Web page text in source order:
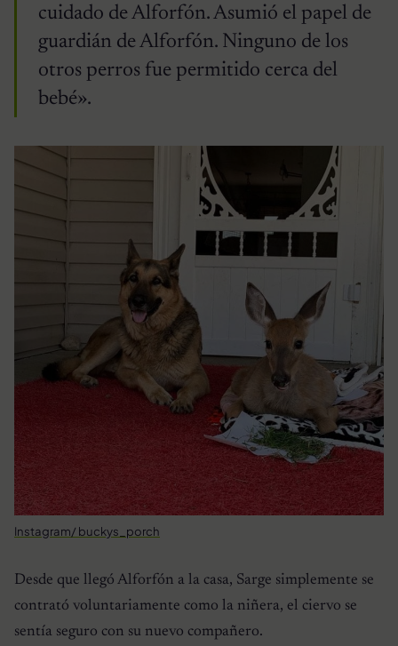
cuidado de Alforfón. Asumió el papel de
guardián de Alforfón. Ninguno de los
otros perros fue permitido cerca del
bebé».
Instagram/ buckys_porch
Desde que llegó Alforfón a la casa, Sarge simplemente se
contrató voluntariamente como la niñera, el ciervo se
sentía seguro con su nuevo compañero.